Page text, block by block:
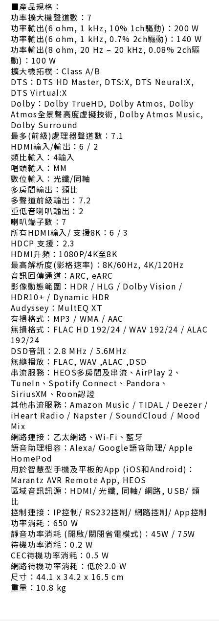
■產品規格：
功率擴大機聲道數：7
功率輸出(6 ohm, 1 kHz, 10% 1ch驅動)：200 W
功率輸出(6 ohm, 1 kHz, 0.7% 2ch驅動)：140 W
功率輸出(8 ohm, 20 Hz – 20 kHz, 0.08% 2ch驅
動)：100 W
擴大機拓樸：Class A/B
DTS：DTS HD Master, DTS:X, DTS Neural:X,
DTS Virtual:X
Dolby：Dolby TrueHD, Dolby Atmos, Dolby
Atmos全景聲高度虛擬技術, Dolby Atmos Music,
Dolby Surround
最多(前級)處理器聲道數：7.1
HDMI輸入/輸出：6 / 2
類比輸入：4輸入
唱頭輸入：MM
數位輸入：光纖/同軸
多房間輸出：類比
多聲道前級輸出：7.2
重低音喇叭輸出：2
喇叭端子數：7
所有HDMI輸入/ 支援8K：6 / 3
HDCP 支援：2.3
HDMI升頻：1080P/4K至8K
最高解析度(影格速率)：8K/60Hz, 4K/120Hz
音訊回傳通道：ARC, eARC
影像動態範圍：HDR / HLG / Dolby Vision /
HDR10+ / Dynamic HDR
Audyssey：MultEQ XT
有損格式：MP3 / WMA / AAC
無損格式：FLAC HD 192/24 / WAV 192/24 / ALAC
192/24
DSD音訊：2.8 MHz / 5.6MHz
無縫播放：FLAC, WAV ,ALAC ,DSD
串流服務：HEOS多房間及串流、AirPlay 2、
TuneIn、Spotify Connect、Pandora、
SiriusXM、Roon認證
其他串流服務：Amazon Music / TIDAL / Deezer /
iHeart Radio / Napster / SoundCloud / Mood
Mix
網路連接：乙太網路、Wi-Fi、藍牙
語音助理相容：Alexa/ Google語音助理/ Apple
HomePod
用於智慧型手機及平板的App (iOS和Android)：
Marantz AVR Remote App, HEOS
區域音訊訊源：HDMI/ 光纖, 同軸/ 網路, USB/ 類
比
控制連接：IP控制/ RS232控制/ 網路控制/ App控制
功率消耗：650 W
靜音功率消耗 (開啟/關閉省電模式)：45W / 75W
待機功率消耗：0.2 W
CEC待機功率消耗：0.5 W
網路待機功率消耗：低於2.0 W
尺寸：44.1 x 34.2 x 16.5 cm
重量：10.8 kg